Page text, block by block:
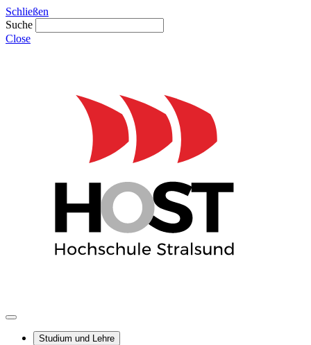
Schließen
Suche
Close
Studium und Lehre